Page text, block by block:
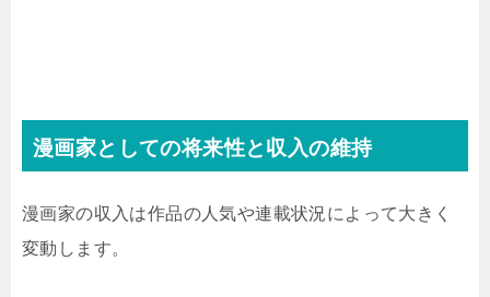
漫画家としての将来性と収入の維持
漫画家の収入は作品の人気や連載状況によって大きく
変動します。